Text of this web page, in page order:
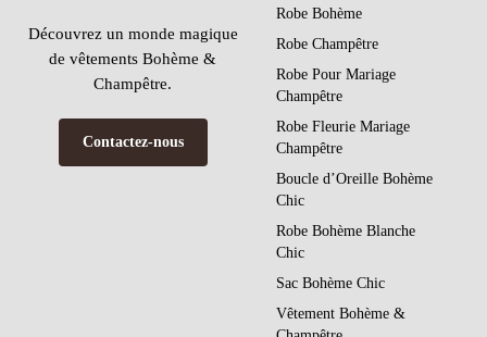
Découvrez un monde magique
de vêtements Bohème &
Champêtre.
Contactez-nous
Robe Bohème
Robe Champêtre
Robe Pour Mariage
Champêtre
Robe Fleurie Mariage
Champêtre
Boucle d’Oreille Bohème
Chic
Robe Bohème Blanche
Chic
Sac Bohème Chic
Vêtement Bohème &